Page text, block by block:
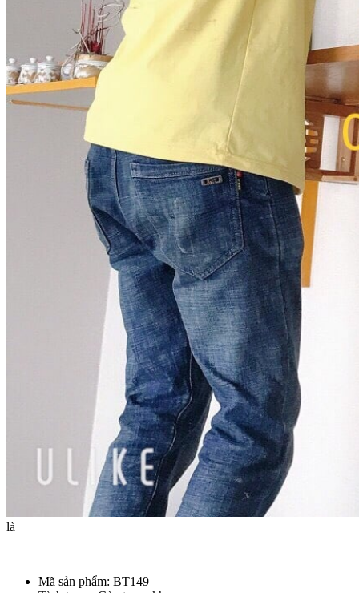
là
Mã sản phẩm: BT149